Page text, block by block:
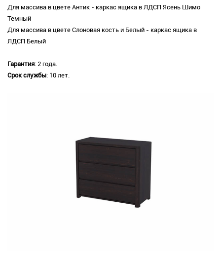
Для массива в цвете Антик - каркас ящика в ЛДСП Ясень Шимо
Темный
Для массива в цвете Слоновая кость и Белый - каркас ящика в
ЛДСП Белый
Гарантия: 2 года.
Срок службы: 10 лет.